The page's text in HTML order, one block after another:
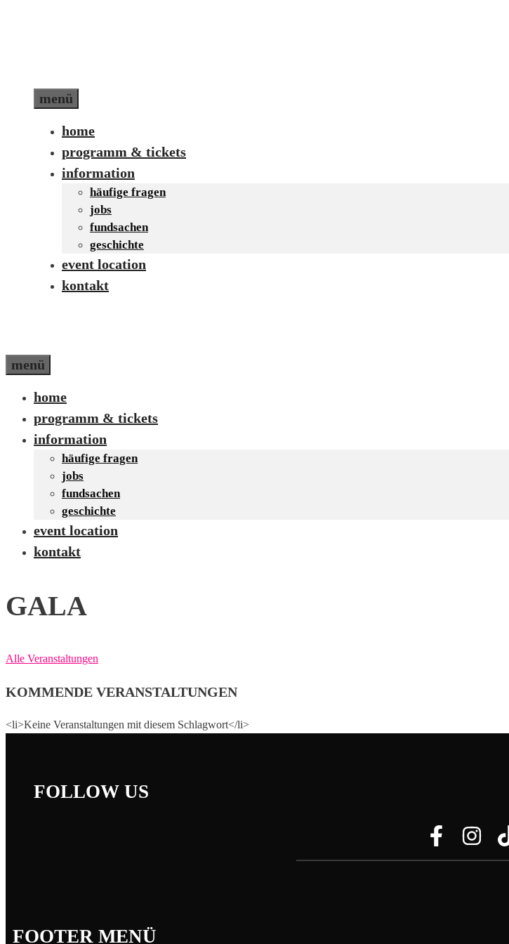
menü
home
programm & tickets
information
häufige fragen
jobs
fundsachen
geschichte
event location
kontakt
menü
home
programm & tickets
information
häufige fragen
jobs
fundsachen
geschichte
event location
kontakt
GALA
Alle Veranstaltungen
KOMMENDE VERANSTALTUNGEN
<li>Keine Veranstaltungen mit diesem Schlagwort</li>
FOLLOW US
FOOTER MENÜ